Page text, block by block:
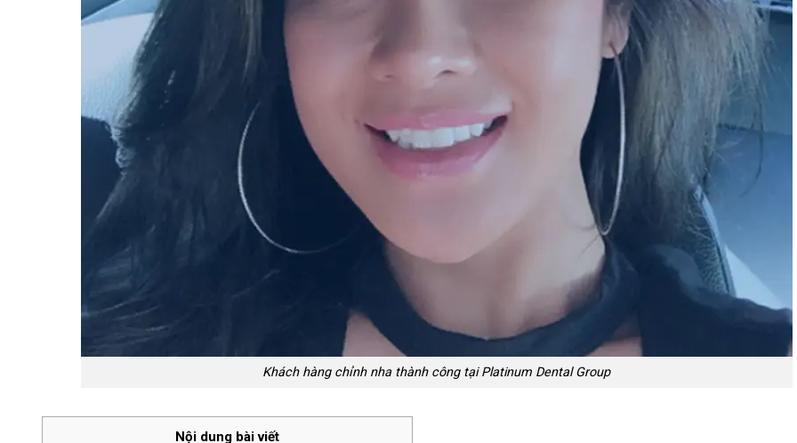
Khách hàng chỉnh nha thành công tại Platinum Dental Group
Nội dung bài viết